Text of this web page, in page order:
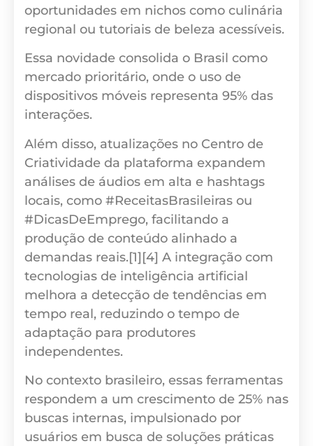
oportunidades em nichos como culinária
regional ou tutoriais de beleza acessíveis.
Essa novidade consolida o Brasil como
mercado prioritário, onde o uso de
dispositivos móveis representa 95% das
interações.
Além disso, atualizações no Centro de
Criatividade da plataforma expandem
análises de áudios em alta e hashtags
locais, como #ReceitasBrasileiras ou
#DicasDeEmprego, facilitando a
produção de conteúdo alinhado a
demandas reais.[1][4] A integração com
tecnologias de inteligência artificial
melhora a detecção de tendências em
tempo real, reduzindo o tempo de
adaptação para produtores
independentes.
No contexto brasileiro, essas ferramentas
respondem a um crescimento de 25% nas
buscas internas, impulsionado por
usuários em busca de soluções práticas